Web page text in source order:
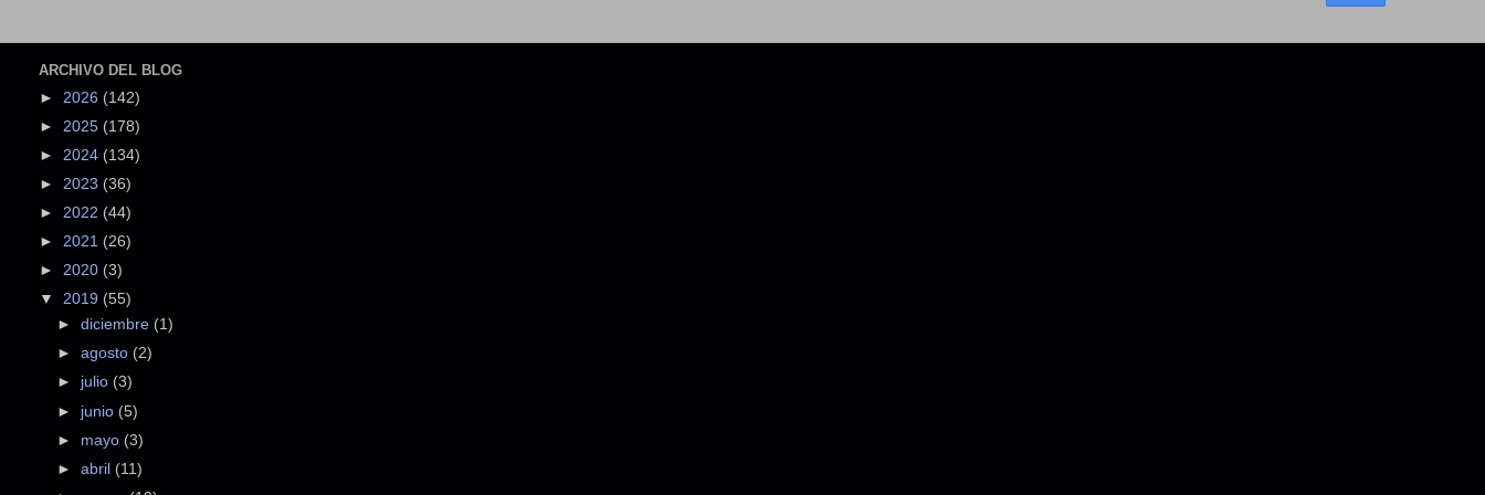
ARCHIVO DEL BLOG
► 2026 (142)
► 2025 (178)
► 2024 (134)
► 2023 (36)
► 2022 (44)
► 2021 (26)
► 2020 (3)
▼ 2019 (55)
►diciembre (1)
►agosto (2)
► julio (3)
► junio (5)
► mayo (3)
►abril (11)